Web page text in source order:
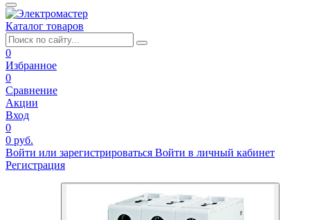
Каталог товаров
0
Избранное
0
Сравнение
Акции
Вход
0
0 руб.
Войти или зарегистрироваться Войти в личный кабинет
Регистрация